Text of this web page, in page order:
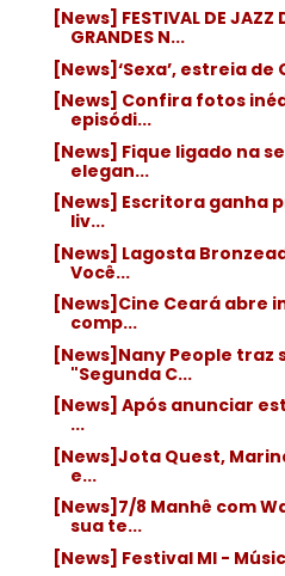
[News] FESTIVAL DE JAZZ
GRANDES N...
[News]‘Sexa’, estreia
[News] Confira fotos
episódi...
[News] Fique ligado na
elegan...
[News] Escritora ganha
liv...
[News] Lagosta
Você...
[News]Cine Ceará abre
comp...
[News]Nany People traz
"Segunda C...
[News] Após anunciar
...
[News]Jota Quest,
e...
[News]7/8 Manhê com
sua te...
[News] Festival MI -